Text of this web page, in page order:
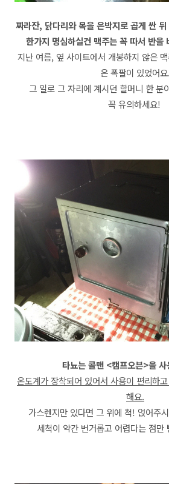
짜라잔, 닭다리와 목을 은박지로 곱게 싼 뒤
한가지 명심하실건 맥주는 꼭 따서 반을
지난 여름, 옆 사이트에서 개봉하지 않은
은 폭팔이 있었어요.
그 일로 그 자리에 계시던 할머니 한 분
꼭 유의하세요!
타뇨는 콜맨 <캠프오븐>을
온도계가 장착되어 있어서 사용이 편리하고
해요.
가스렌지만 있다면 그 위에 척! 얹어주
세척이 약간 번거롭고 어렵다는 점만